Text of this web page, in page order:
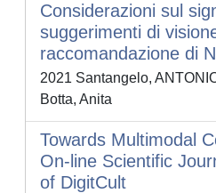
Considerazioni sul
suggerimenti di
raccomandazione di
2021 Santangelo,
Botta, Anita
Towards Multimodal
On-line Scientific
of DigitCult